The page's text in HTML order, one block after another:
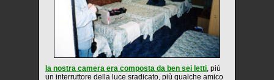
la nostra camera era composta da ben sei letti, più
un interruttore della luce sradicato, più qualche amico